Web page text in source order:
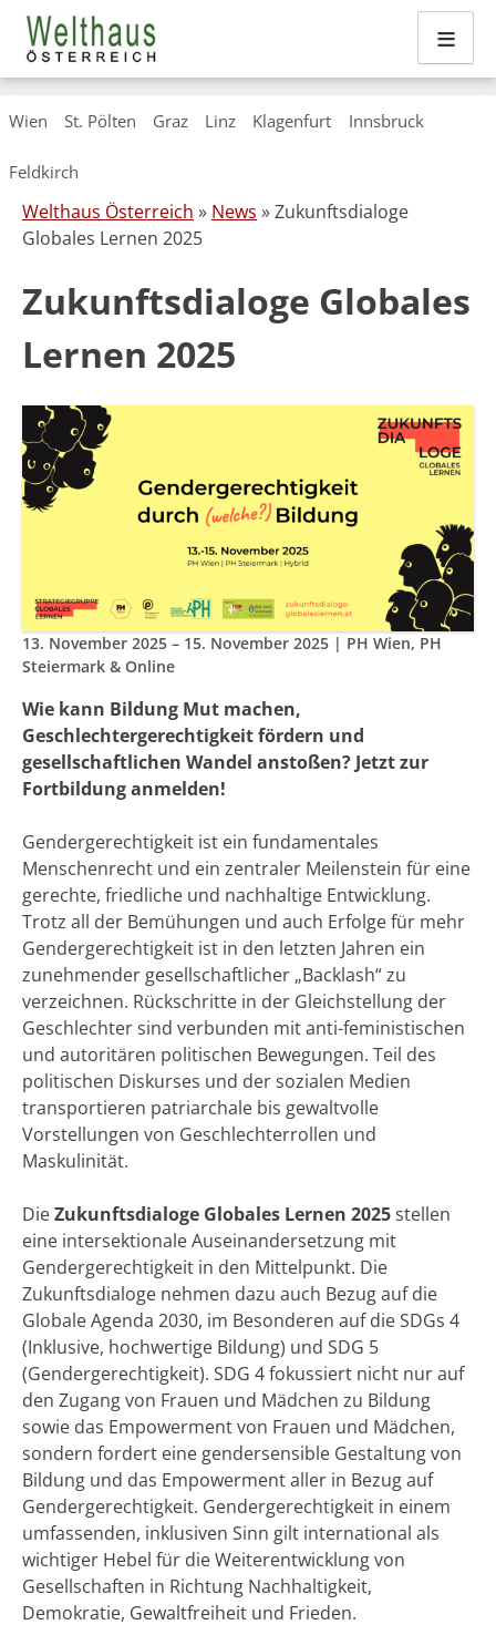
to
content
Wien St. Pölten Graz Linz Klagenfurt Innsbruck
Feldkirch
≡
Welthaus Österreich » News » Zukunftsdialoge
Globales Lernen 2025
Zukunftsdialoge Globales
Lernen 2025
13. November 2025 – 15. November 2025 | PH Wien, PH
Steiermark & Online
Wie kann Bildung Mut machen,
Geschlechtergerechtigkeit fördern und
gesellschaftlichen Wandel anstoßen? Jetzt zur
Fortbildung anmelden!
Gendergerechtigkeit ist ein fundamentales
Menschenrecht und ein zentraler Meilenstein für eine
gerechte, friedliche und nachhaltige Entwicklung.
Trotz all der Bemühungen und auch Erfolge für mehr
Gendergerechtigkeit ist in den letzten Jahren ein
zunehmender gesellschaftlicher „Backlash“ zu
verzeichnen. Rückschritte in der Gleichstellung der
Geschlechter sind verbunden mit anti-feministischen
und autoritären politischen Bewegungen. Teil des
politischen Diskurses und der sozialen Medien
transportieren patriarchale bis gewaltvolle
Vorstellungen von Geschlechterrollen und
Maskulinität.
DieZukunftsdialoge Globales Lernen 2025stellen
eine intersektionale Auseinandersetzung mit
Gendergerechtigkeit in den Mittelpunkt. Die
Zukunftsdialoge nehmen dazu auch Bezug auf die
Globale Agenda 2030, im Besonderen auf die SDGs 4
(Inklusive, hochwertige Bildung) und SDG 5
(Gendergerechtigkeit). SDG 4 fokussiert nicht nur auf
den Zugang von Frauen und Mädchen zu Bildung
sowie das Empowerment von Frauen und Mädchen,
sondern fordert eine gendersensible Gestaltung von
Bildung und das Empowerment aller in Bezug auf
Gendergerechtigkeit. Gendergerechtigkeit in einem
umfassenden, inklusiven Sinn gilt international als
wichtiger Hebel für die Weiterentwicklung von
Gesellschaften in Richtung Nachhaltigkeit,
Demokratie, Gewaltfreiheit und Frieden.